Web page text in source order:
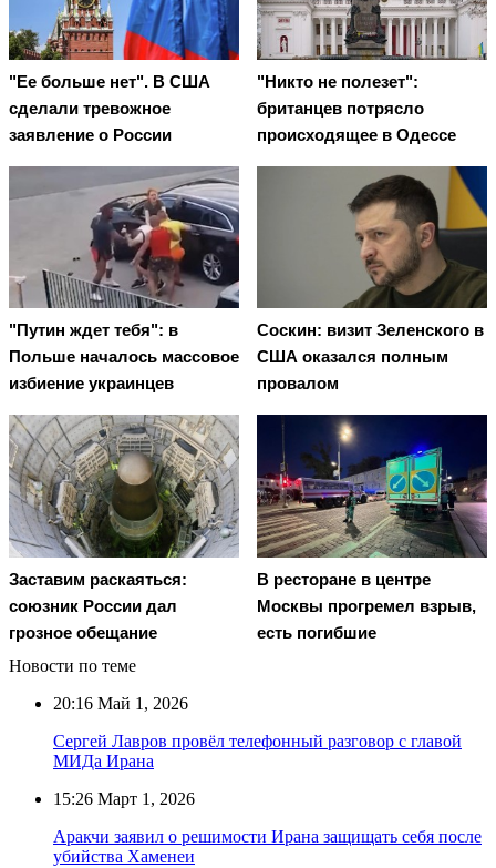
"Ее больше нет". В США
сделали тревожное
заявление о России
"Никто не полезет":
британцев потрясло
происходящее в Одессе
"Путин ждет тебя": в
Польше началось массовое
избиение украинцев
Соскин: визит Зеленского в
США оказался полным
провалом
Заставим раскаяться:
союзник России дал
грозное обещание
В ресторане в центре
Москвы прогремел взрыв,
есть погибшие
Новости по теме
20:16 Май 1, 2026
Сергей Лавров провёл телефонный разговор с главой
МИДа Ирана
15:26 Март 1, 2026
Аракчи заявил о решимости Ирана защищать себя после
убийства Хаменеи